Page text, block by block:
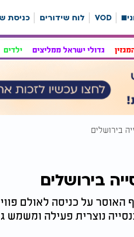
VOD לוח שידורים כניסת
גדולי ישראל ממליצים ילדים
בירושלים
בירושלים
על כניסה לאולם
נוצרית פעילה ומשמש